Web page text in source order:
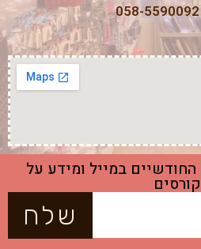
במייל ומידע על
קורסים
שלח